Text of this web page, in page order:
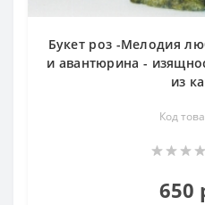
Букет роз -Мелодия
и авантюрина -
из
Код
650